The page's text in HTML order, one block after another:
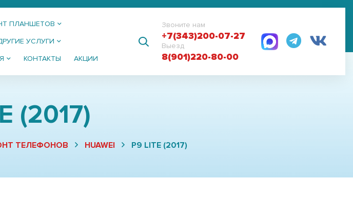
ПЛАНШЕТОВ
УСЛУГИ
КОНТАКТЫ АКЦИИ
Звоните нам
+7(343)200-07-27
Выезд
8(901)220-80-00
(2017)
ТЕЛЕФОНОВ HUAWEI P9 LITE (2017)